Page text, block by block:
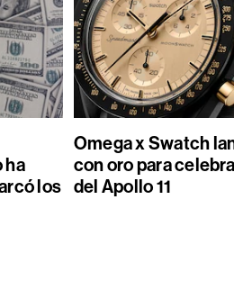
ha
los
Omega x Swatch
con oro para
del Apollo 11